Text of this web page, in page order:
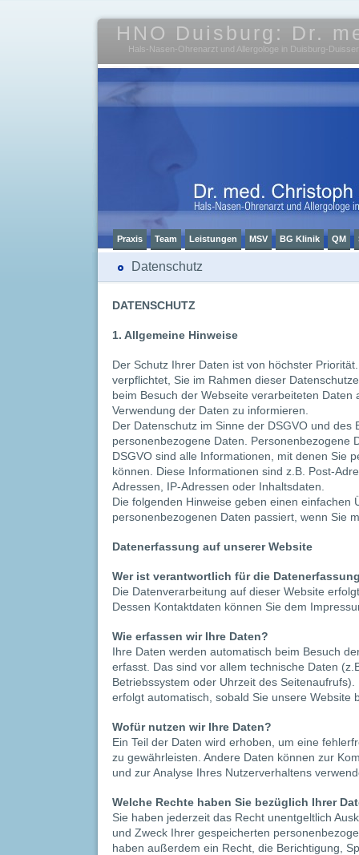
HNO Duisburg: Dr.
Hals-Nasen-Ohrenarzt und Allergologe in Duisburg-
Praxis Team Leistungen MSV BG Klinik QM
Datenschutz
DATENSCHUTZ
1. Allgemeine Hinweise
Der Schutz Ihrer Daten ist von höchster
verpflichtet, Sie im Rahmen dieser
beim Besuch der Webseite verarbeiteten Daten
Verwendung der Daten zu informieren.
Der Datenschutz im Sinne der DSGVO und des
personenbezogene Daten. Personenbezogene
DSGVO sind alle Informationen, mit denen Sie
können. Diese Informationen sind z.B. Post-
Adressen, IP-Adressen oder Inhaltsdaten.
Die folgenden Hinweise geben einen einfachen
personenbezogenen Daten passiert, wenn Sie
Datenerfassung auf unserer Website
Wer ist verantwortlich für die
Die Datenverarbeitung auf dieser Website
Dessen Kontaktdaten können Sie dem
Wie erfassen wir Ihre Daten?
Ihre Daten werden automatisch beim Besuch
erfasst. Das sind vor allem technische Daten
Betriebssystem oder Uhrzeit des
erfolgt automatisch, sobald Sie unsere Website
Wofür nutzen wir Ihre Daten?
Ein Teil der Daten wird erhoben, um eine
zu gewährleisten. Andere Daten können zur
und zur Analyse Ihres Nutzerverhaltens
Welche Rechte haben Sie bezüglich Ihrer
Sie haben jederzeit das Recht unentgeltlich
und Zweck Ihrer gespeicherten
haben außerdem ein Recht, die Berichtigung,